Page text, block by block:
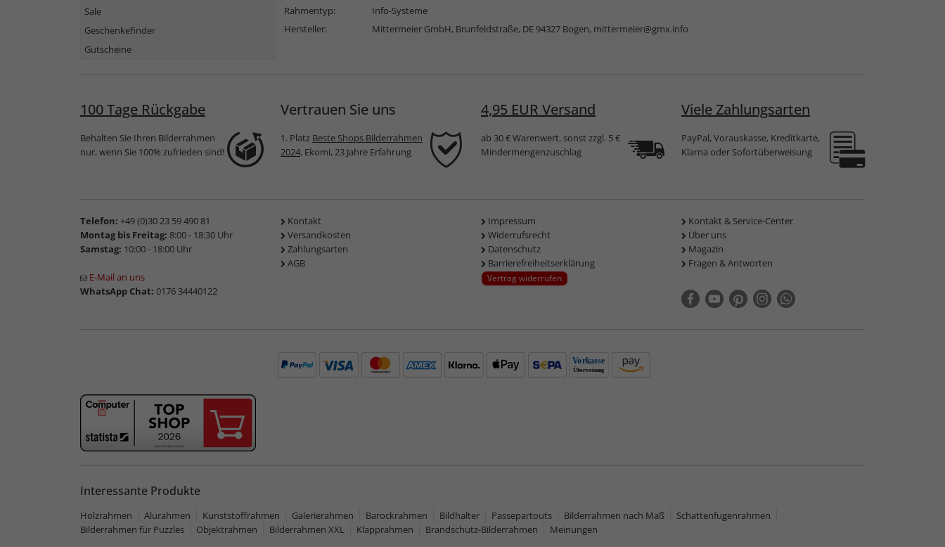
Rahmentyp:
Info-Systeme
Hersteller:
Mittermeier GmbH, Brunfeldstraße, DE 94327 Bogen, mittermeier@gmx.info
Sale
Geschenkefinder
Gutscheine
100 Tage Rückgabe
Behalten Sie Ihren Bilderrahmen
nur, wenn Sie 100% zufrieden sind!
Vertrauen Sie uns
1. Platz Beste Shops Bilderrahmen
2024, Ekomi, 23 Jahre Erfahrung
4,95 EUR Versand
ab 30 € Warenwert, sonst zzgl. 5 €
Mindermengenzuschlag
Viele Zahlungsarten
PayPal, Vorauskasse, Kreditkarte,
Klarna oder Sofortüberweisung
Telefon: +49 (0)30 23 59 490 81
Montag bis Freitag: 8:00 - 18:30 Uhr
Samstag: 10:00 - 18:00 Uhr
E-Mail an uns
WhatsApp Chat: 0176 34440122
Kontakt
Versandkosten
Zahlungsarten
AGB
Impressum
Widerrufsrecht
Datenschutz
Barrierefreiheitserklärung
Vertrag widerrufen
Kontakt & Service-Center
Über uns
Magazin
Fragen & Antworten
Interessante Produkte
Holzrahmen Alurahmen Kunststoffrahmen Galerierahmen Barockrahmen Bildhalter Passepartouts Bilderrahmen nach Maß
Schattenfugenrahmen
Bilderrahmen für Puzzles
Objektrahmen Bilderrahmen XXL Klapprahmen Brandschutz-Bilderrahmen Meinungen